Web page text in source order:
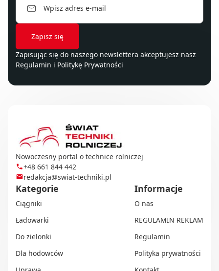
Zapisując się do naszego newslettera akceptujesz nasz
Regulamin i Politykę Prywatności
Nowoczesny portal o technice rolniczej
+48 661 844 442
redakcja@swiat-techniki.pl
Kategorie
Ciągniki
Ładowarki
Do zielonki
Dla hodowców
Informacje
O nas
REGULAMIN REKLAM
Regulamin
Polityka prywatności